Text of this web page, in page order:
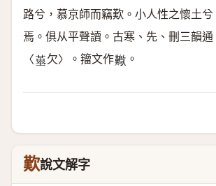
路兮，慕京師而竊歎。小人性之懷土
焉。俱从平聲讀。古寒、先、刪三韻
〈𡏳 欠〉。籀文作𣥁 。
歎說文解字